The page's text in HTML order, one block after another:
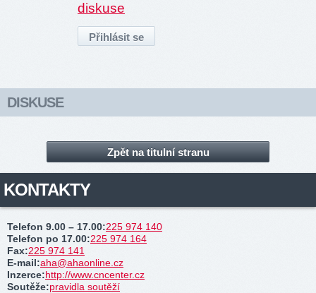
diskuse
DISKUSE
Zpět na titulní stranu
KONTAKTY
Telefon 9.00 – 17.00:225 974 140
Telefon po 17.00:225 974 164
Fax:225 974 141
E-mail:aha@ahaonline.cz
Inzerce:http://www.cncenter.cz
Soutěže:pravidla soutěží